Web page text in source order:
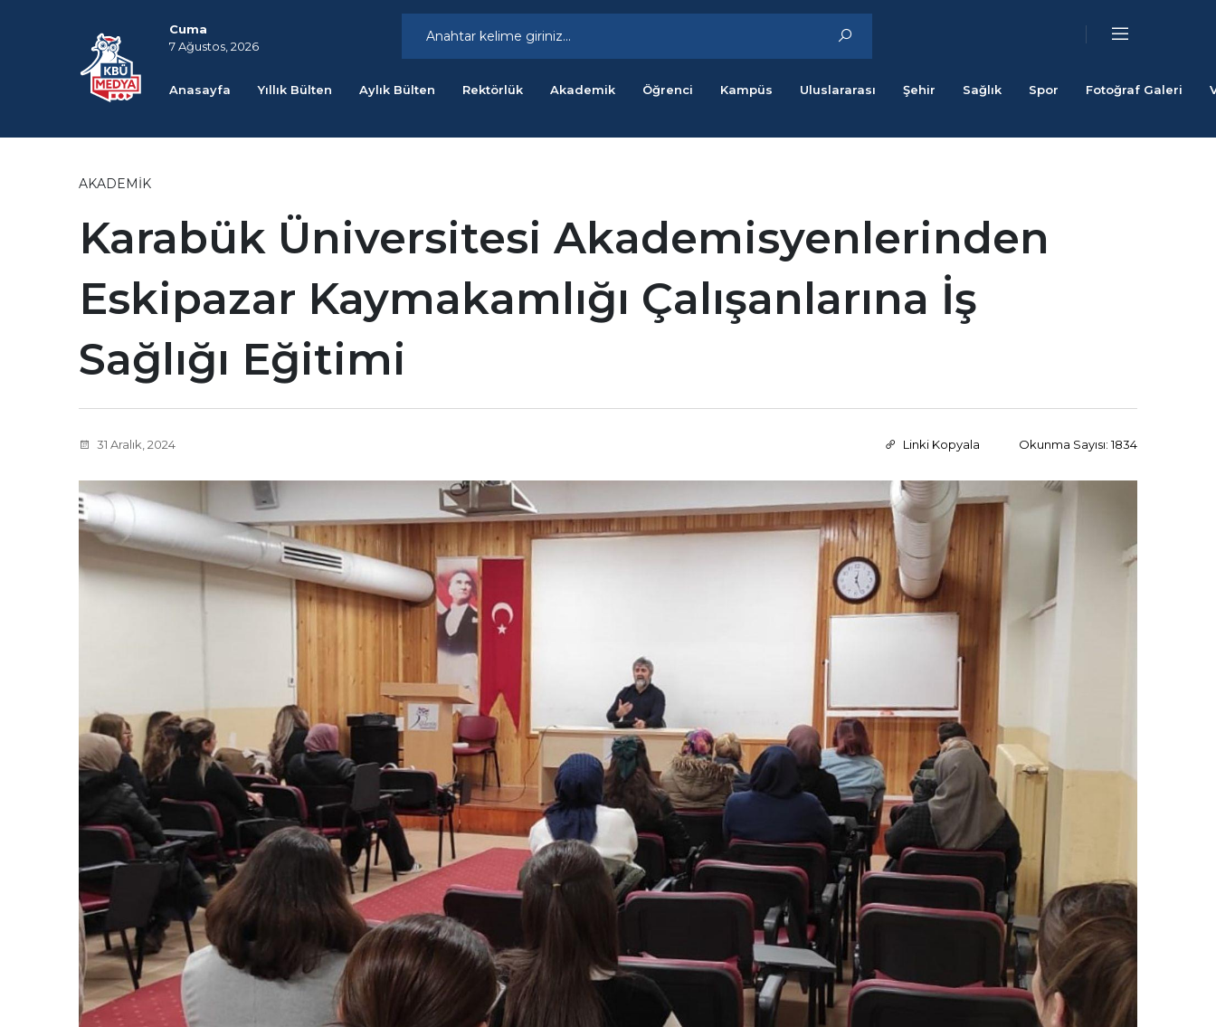
Cuma
7 Ağustos, 2026
Anasayfa Yıllık Bülten Aylık Bülten Rektörlük Akademik Öğrenci Kampüs Uluslararası Şehir Sağlık Spor Fotoğraf Galeri
AKADEMIK
Karabük Üniversitesi Akademisyenlerinden
Eskipazar Kaymakamlığı Çalışanlarına İş
Sağlığı Eğitimi
31 Aralık, 2024 Linki Kopyala Okunma Sayısı: 1834